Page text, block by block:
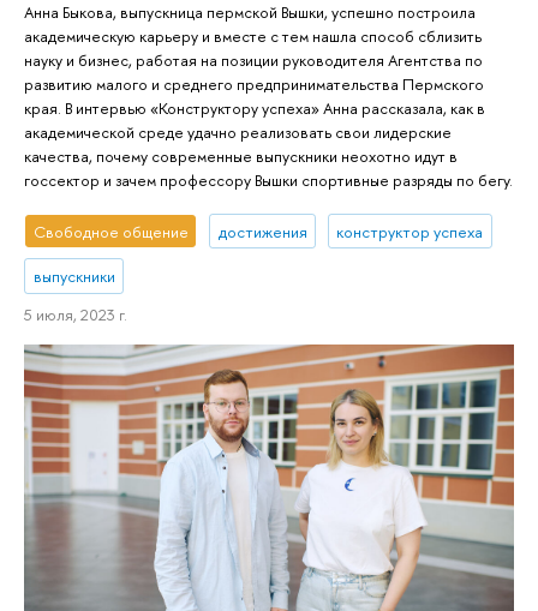
Анна Быкова, выпускница пермской Вышки, успешно построила
академическую карьеру и вместе с тем нашла способ сблизить
науку и бизнес, работая на позиции руководителя Агентства по
развитию малого и среднего предпринимательства Пермского
края. В интервью «Конструктору успеха» Анна рассказала, как в
академической среде удачно реализовать свои лидерские
качества, почему современные выпускники неохотно идут в
госсектор и зачем профессору Вышки спортивные разряды по бегу.
Свободное общение достижения конструктор успеха
выпускники
5 июля, 2023 г.